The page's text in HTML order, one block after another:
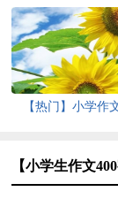
【热门】小学作
【小学生作文